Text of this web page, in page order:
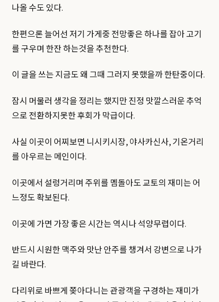
나올 수도 있다.
한편으론 늘어선 저기 가게중 전망좋은 하나를 잡아 고기
를 구우며 한잔 하는것을 추천한다.
이 글을 쓰는 지금도 왜 그때 그러지 못했을까 한탄중이다.
잠시 머물러 생각을 정리는 했지만 진정 맛깔스러운 추억
으로 전환하지못한 후회가 막급이다.
사실 이곳이 어찌보면 니시키시장, 야사카신사, 기온거리
를 아우르는 메인이다.
이곳에서 설렁거리며 주위를 멤돌아도 교토의 재미는 어
느정도 확보된다.
이곳에 가면 가장 좋은 시간는 역시나 석양무렵이다.
반드시 시원한 맥주와 맛난 안주를 챙겨서 강변으로 나가
길 바란다.
다리위로 바쁘게 쫒아다니는 관광객을 구경하는 재미가